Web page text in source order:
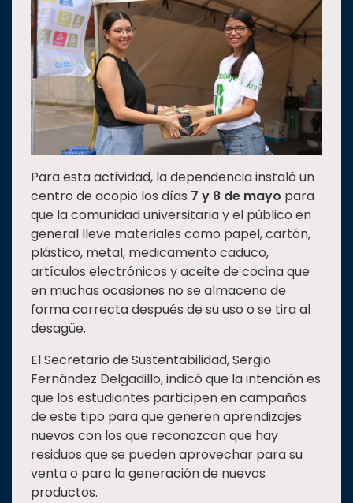
Rectoría
Investigación
Internacionalización
Responsabilidad
social
Vinculación
Historia
Universiada
Nacional
Para esta actividad, la dependencia instaló un
centro de acopio los días 7 y 8 de mayo para
que la comunidad universitaria y el público en
general lleve materiales como papel, cartón,
plástico, metal, medicamento caduco,
artículos electrónicos y aceite de cocina que
en muchas ocasiones no se almacena de
forma correcta después de su uso o se tira al
desagüe.
El Secretario de Sustentabilidad, Sergio
Fernández Delgadillo, indicó que la intención es
que los estudiantes participen en campañas
de este tipo para que generen aprendizajes
nuevos con los que reconozcan que hay
residuos que se pueden aprovechar para su
venta o para la generación de nuevos
productos.